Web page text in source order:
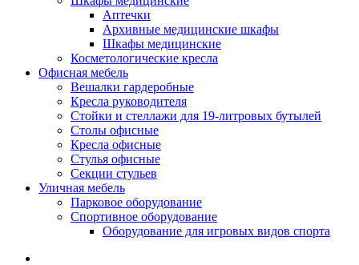
Аптечки
Архивные медицинские шкафы
Шкафы медицинские
Косметологические кресла
Офисная мебель
Вешалки гардеробные
Кресла руководителя
Стойки и стеллажи для 19-литровых бутылей
Столы офисные
Кресла офисные
Стулья офисные
Секции стульев
Уличная мебель
Парковое оборудование
Спортивное оборудование
Оборудование для игровых видов спорта